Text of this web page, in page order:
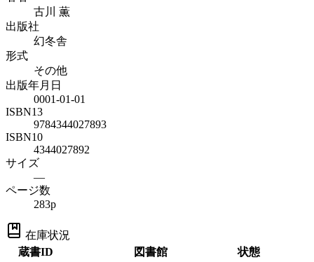
古川 薫
出版社
幻冬舎
形式
その他
出版年月日
0001-01-01
ISBN13
9784344027893
ISBN10
4344027892
サイズ
—
ページ数
283p
在庫状況
蔵書ID
図書館
状態